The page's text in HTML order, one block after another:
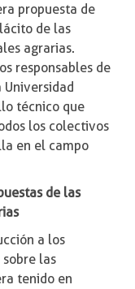
propuesta de
de las
agrarias.
responsables de
técnico que
los colectivos
en el campo
de las
a los
las
tenido en